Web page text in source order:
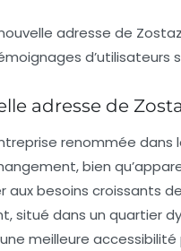
adresse de
d’utilisateurs
adresse de
renommée
bien
aux besoins croissants
situé dans un quartier
meilleure